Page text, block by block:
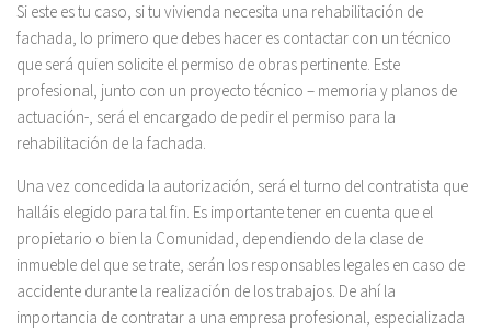
Si este es tu caso, si tu vivienda necesita una rehabilitación de
fachada, lo primero que debes hacer es contactar con un técnico
que será quien solicite el permiso de obras pertinente. Este
profesional, junto con un proyecto técnico – memoria y planos de
actuación-, será el encargado de pedir el permiso para la
rehabilitación de la fachada.
Una vez concedida la autorización, será el turno del contratista que
halláis elegido para tal fin. Es importante tener en cuenta que el
propietario o bien la Comunidad, dependiendo de la clase de
inmueble del que se trate, serán los responsables legales en caso de
accidente durante la realización de los trabajos. De ahí la
importancia de contratar a una empresa profesional, especializada